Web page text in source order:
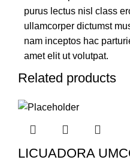
purus lectus nisl class
ullamcorper dictumst
nam inceptos hac
amet elit ut volutpat.
Related products
LICUADORA